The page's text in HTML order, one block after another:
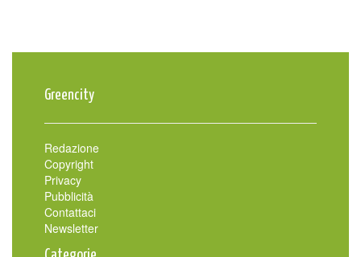
Greencity
Redazione
Copyright
Privacy
Pubblicità
Contattaci
Newsletter